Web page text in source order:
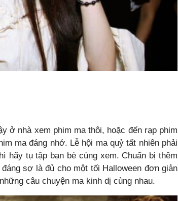
ở nhà xem phim ma thôi, hoặc đến rạp phim
ma đáng nhớ. Lễ hội ma quỷ tất nhiên phải
hãy tụ tập bạn bè cùng xem. Chuẩn bị thêm
sợ là đủ cho một tối Halloween đơn giản
câu chuyện ma kinh dị cùng nhau.